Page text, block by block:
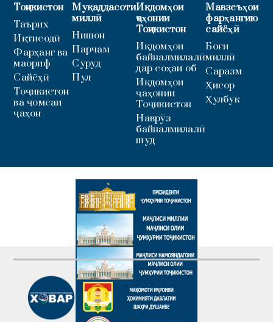
Тоҷикистон
Таърих
Иқтисодӣ
Фарҳанг ва
маориф
Сайёҳӣ
Тоҷикистон
ва ҷомеаи
ҷаҳон
Муқаддасоти
миллӣ
Нишон
Парчам
Суруд
Пул
Иқдомҳои
ҷаҳонии
Тоҷикистон
Иқдомҳои
байналмилалӣ
дар соҳаи об
Иқдомҳои
ҷаҳонии
Тоҷикистон
Наврӯз
байналмилалӣ
шуд
Мавзеъҳои
фарҳангию
сайёҳӣ
Боғи
миллӣ
Саразм
Ҳисор
Ҳулбук